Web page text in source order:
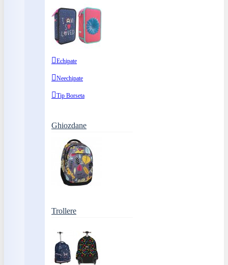
Echipate
Neechipate
Tip Borseta
Ghiozdane
Trollere